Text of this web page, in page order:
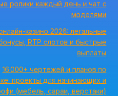
ролики каждый день и чат с
моделями
казино 2026: легальные
RTP слотов и быстрые
выплаты
16 000+ чертежей и планов по
проекты для начинающих и
(мебель, сараи, верстаки)